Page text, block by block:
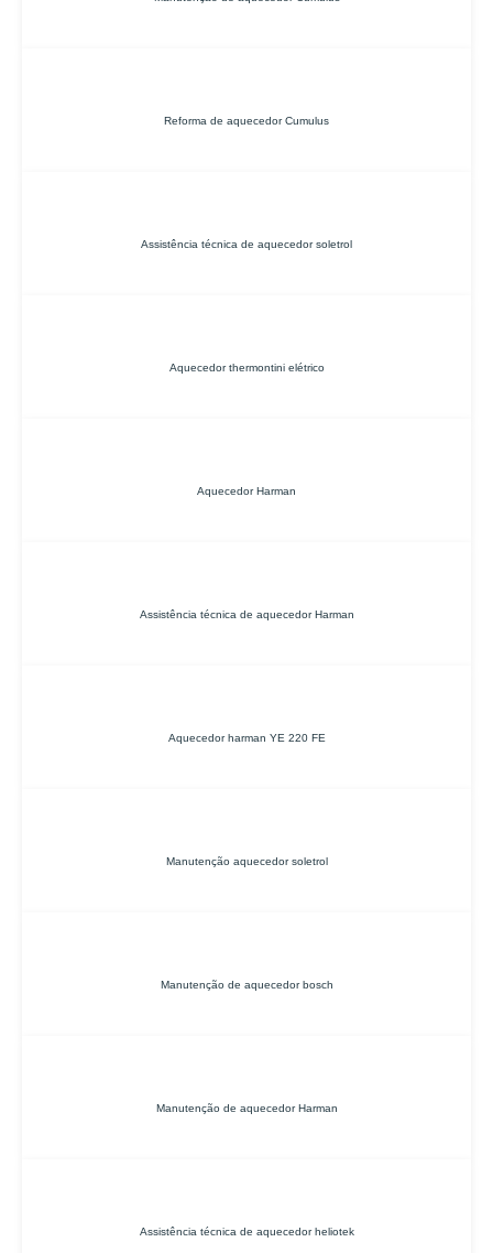
Reforma de aquecedor Cumulus
Assistência técnica de aquecedor soletrol
Aquecedor thermontini elétrico
Aquecedor Harman
Assistência técnica de aquecedor Harman
Aquecedor harman YE 220 FE
Manutenção aquecedor soletrol
Manutenção de aquecedor bosch
Manutenção de aquecedor Harman
Assistência técnica de aquecedor heliotek